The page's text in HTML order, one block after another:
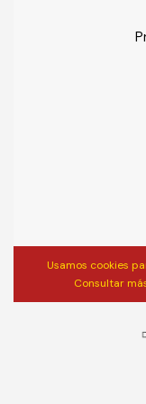
Usamos cookies
Consultar